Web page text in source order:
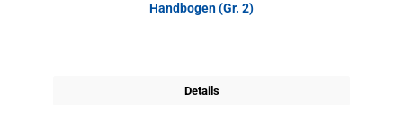
Handbogen (Gr. 2)
Details